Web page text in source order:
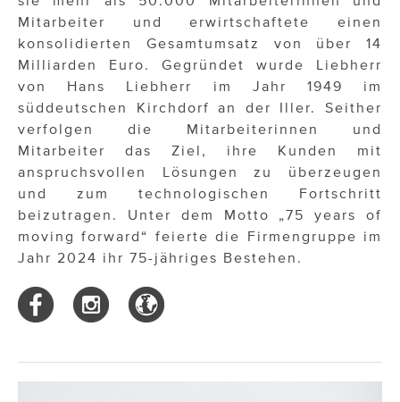
Mitarbeiter und erwirtschaftete einen
konsolidierten Gesamtumsatz von über 14
Milliarden Euro. Gegründet wurde Liebherr
von Hans Liebherr im Jahr 1949 im
süddeutschen Kirchdorf an der Iller. Seither
verfolgen die Mitarbeiterinnen und
Mitarbeiter das Ziel, ihre Kunden mit
anspruchsvollen Lösungen zu überzeugen
und zum technologischen Fortschritt
beizutragen. Unter dem Motto „75 years of
moving forward“ feierte die Firmengruppe im
Jahr 2024 ihr 75-jähriges Bestehen.